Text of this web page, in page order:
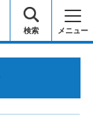
検索 メニュー